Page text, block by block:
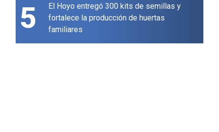
5
El Hoyo entregó 300 kits de semillas y
fortalece la producción de huertas
familiares